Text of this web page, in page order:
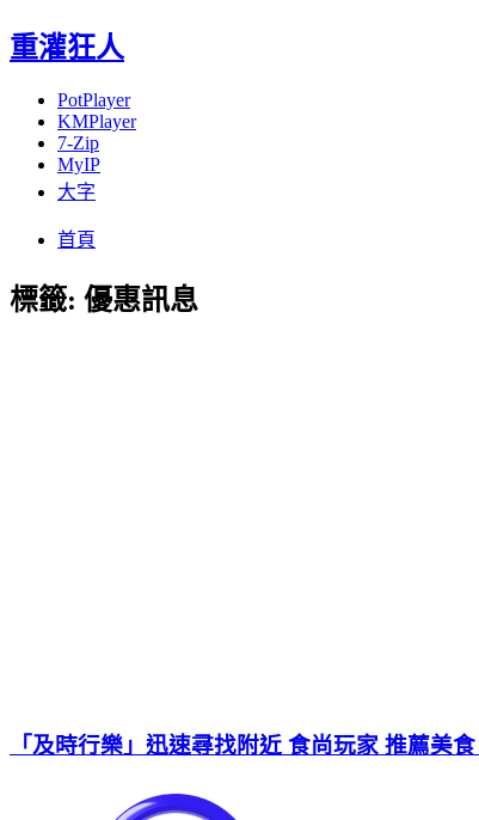
重灌狂人
PotPlayer
KMPlayer
7-Zip
MyIP
大字
首頁
標籤: 優惠訊息
「及時行樂」迅速尋找附近 食尚玩家 推薦美